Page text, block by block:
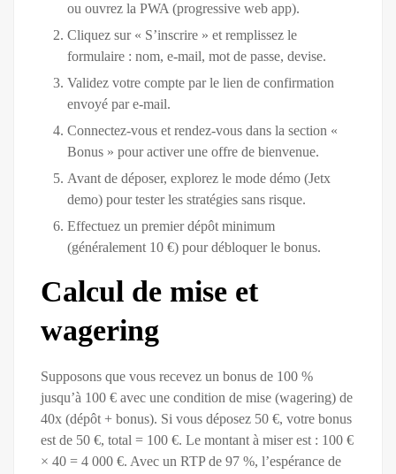
ou ouvrez la PWA (progressive web app).
Cliquez sur « S’inscrire » et remplissez le
formulaire : nom, e-mail, mot de passe, devise.
Validez votre compte par le lien de confirmation
envoyé par e-mail.
Connectez-vous et rendez-vous dans la section «
Bonus » pour activer une offre de bienvenue.
Avant de déposer, explorez le mode démo (Jetx
demo) pour tester les stratégies sans risque.
Effectuez un premier dépôt minimum
(généralement 10 €) pour débloquer le bonus.
Calcul de mise et
wagering
Supposons que vous recevez un bonus de 100 %
jusqu’à 100 € avec une condition de mise (wagering) de
40x (dépôt + bonus). Si vous déposez 50 €, votre bonus
est de 50 €, total = 100 €. Le montant à miser est : 100 €
× 40 = 4 000 €. Avec un RTP de 97 %, l’espérance de